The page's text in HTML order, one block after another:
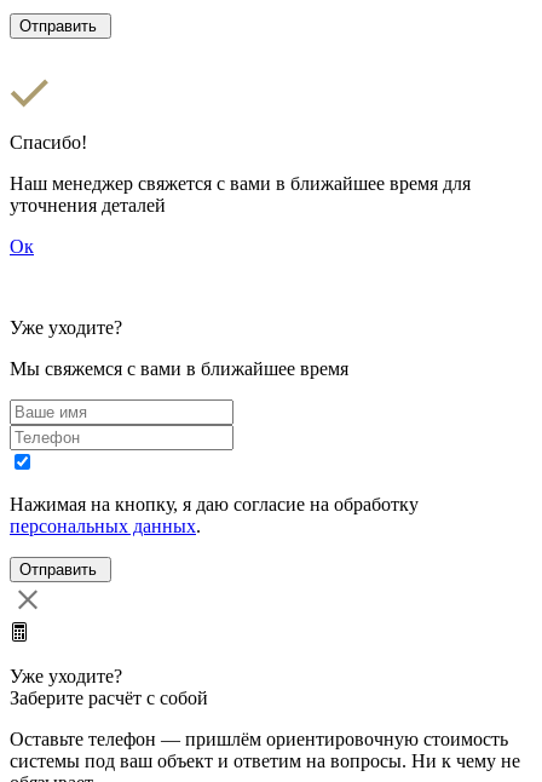
Спасибо!
Наш менеджер свяжется с вами в ближайшее время для
уточнения деталей
Ок
Уже уходите?
Мы свяжемся с вами в ближайшее время
Нажимая на кнопку, я даю согласие на обработку
персональных данных.
Уже уходите?
Заберите расчёт с собой
Оставьте телефон — пришлём ориентировочную стоимость
системы под ваш объект и ответим на вопросы. Ни к чему не